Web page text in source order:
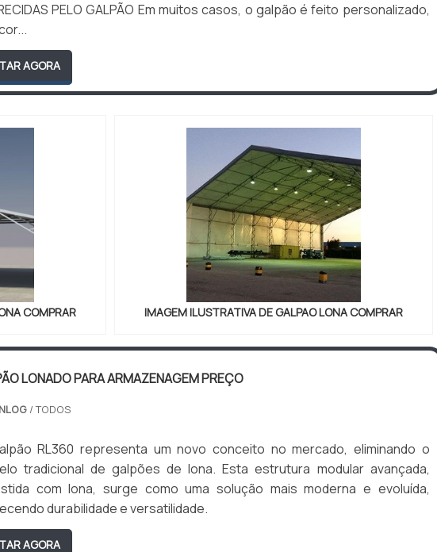
PELO GALPÃO Em muitos casos, o galpão é feito personalizado,
AGORA
COMPRAR IMAGEM ILUSTRATIVA DE GALPAO LONA COMPRAR
LONADO PARA ARMAZENAGEM PREÇO
/ TODOS
RL360 representa um novo conceito no mercado, eliminando o
tradicional de galpões de lona. Esta estrutura modular avançada,
com lona, surge como uma solução mais moderna e evoluída,
durabilidade e versatilidade.
AGORA